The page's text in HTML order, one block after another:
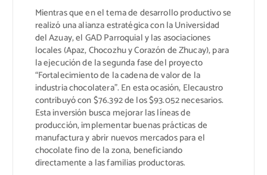
Mientras que en el tema de desarrollo productivo se
realizó una alianza estratégica con la Universidad
del Azuay, el GAD Parroquial y las asociaciones
locales (Apaz, Chocozhu y Corazón de Zhucay), para
la ejecución de la segunda fase del proyecto
“Fortalecimiento de la cadena de valor de la
industria chocolatera”. En esta ocasión, Elecaustro
contribuyó con $76.392 de los $93.052 necesarios.
Esta inversión busca mejorar las líneas de
producción, implementar buenas prácticas de
manufactura y abrir nuevos mercados para el
chocolate fino de la zona, beneficiando
directamente a las familias productoras.